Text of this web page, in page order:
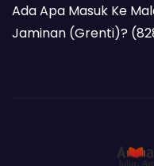
Ada Apa Masuk Ke
Jaminan (Grenti)?